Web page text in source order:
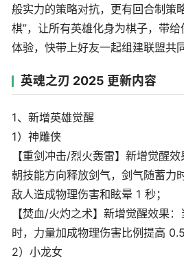
般实力的策略对抗，更有回合制策
棋”，让所有英雄化身为棋子，带
体验，快带上好友一起组建联盟共
英魂之刃 2025 更新内容
1、新增英雄觉醒
1）神雕侠
【重剑冲击/烈火轰雷】新增觉醒
朝技能方向释放剑气，剑气随蓄力
敌人造成物理伤害和眩晕 1 秒；
【焚血/火灼之术】新增觉醒效果
时，力量加成物理伤害比例提高 0.5
2）小龙女